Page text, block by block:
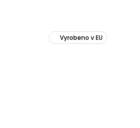
Vyrobeno v EU